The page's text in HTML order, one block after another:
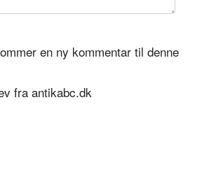
en ny kommentar til denne
fra antikabc.dk